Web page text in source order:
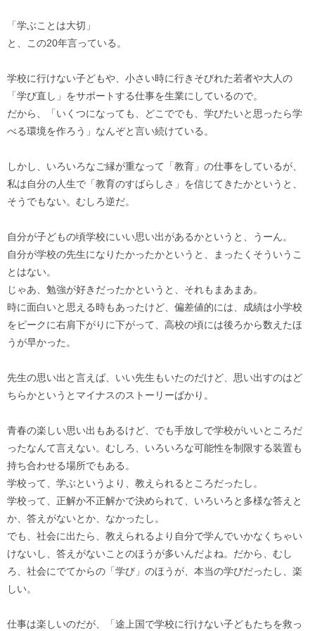
「学ぶことは大切」
と、この20年言っている。
学校に行けない子どもや、小さい時に行きそびれた若者や大人の
「学び直し」をサポートする仕事を生業にしているので。
だから、「いくつになっても、どこででも、学びたいと思ったら学
べる環境を作ろう」なんぞと言い続けている。
しかし、いろいろなご縁が重なって「教育」の仕事をしているが、
私は自分の人生で「教育のすばらしさ」を信じてきたかというと、
そうでもない。むしろ逆だ。
自分が子どもの頃学校にいい思い出があるかというと、うーん。
自分が学校の先生になりたかったかというと、まったくそういうこ
とはない。
じゃあ、勉強が好きだったかというと、それもまあまあ。
時に面白いと思える時もあったけど、偏差値的には、成績は小学校
をピークに右肩下がりに下がって、高校の頃には後ろから数えたほ
うが早かった。
先生の思い出と言えば、いい先生もいたのだけど、思い出すのはど
ちらかというとマイナスのストーリーばかり。
青春の楽しい思い出もあるけど、でも手放しで学校がいいところだ
ったなんて言えない。むしろ、いろいろな可能性を制限する装置も
持ち合わせる場所でもある。
学校って、学ぶというより、教えられるところだったし。
学校って、正解か不正解かで決められて、いろいろと多様な答えと
か、答えがないとか、なかったし。
でも、社会に出たら、教えられるより自分で学んでいかなくちゃい
けないし、答えがないことのほうが多いんだよね。だから、むし
ろ、社会にでてからの「学び」のほうが、本当の学びだったし、楽
しい。
仕事は楽しいのだが、「途上国で学校に行けない子どもたちを救っ